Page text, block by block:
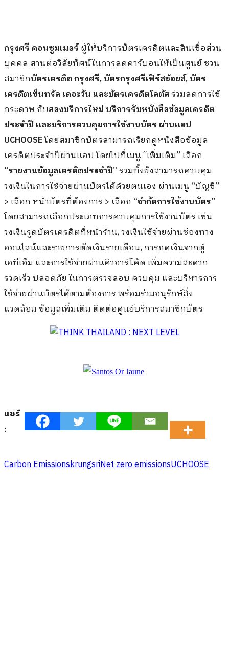
กรุงศรี คอนซูมเมอร์ผู้ให้บริการบัตรเครดิตและสินเชื่อส่วน
บุคคล สานต่อวิสัยทัศน์ในการลดคาร์บอนให้เป็นศูนย์ ชวน
สมาชิกบัตรเครดิต กรุงศรี, บัตรกรุงศรีเฟิร์สช้อยส์, บัตร
เครดิตเซ็นทรัล เดอะวัน และบัตรเครดิตโลตัสร่วมลดการใช้
กระดาษ กับสองบริการใหม่ บริการรับหนังสือข้อมูลเครดิต
ประจำปี และบริการควบคุมการใช้งานบัตร ผ่านแอป
UCHOOSEโดยสมาชิกบัตรสามารถเรียกดูหนังสือข้อมูล
เครดิตประจำปีผ่านแอป โดยไปที่เมนู “เพิ่มเติม” เลือก
“รายงานข้อมูลเครดิตประจำปี”รวมทั้งยังสามารถควบคุม
วงเงินในการใช้จ่ายผ่านบัตรได้ด้วยตนเอง ผ่านเมนู “บัญชี”
> เลือก หน้าบัตรที่ต้องการ > เลือก “จำกัดการใช้งานบัตร”
โดยสามารถเลือกประเภทการควบคุมการใช้งานบัตร เช่น
วงเงินรูดบัตรเครดิตที่หน้าร้าน, วงเงินใช้จ่ายผ่านช่องทาง
ออนไลน์และรายการตัดเงินรายเดือน, การกดเงินจากตู้
เอทีเอ็ม และการใช้จ่ายผ่านคิวอาร์โค้ด เพิ่มความสะดวก
รวดเร็ว ปลอดภัย ในการตรวจสอบ ควบคุม และบริหารการ
ใช้จ่ายผ่านบัตรได้ตามต้องการ พร้อมร่วมอนุรักษ์สิ่ง
แวดล้อม ข้อมูลเพิ่มเติม ติดต่อศูนย์บริการสมาชิกบัตร
แชร์
:
Carbon EmissionskrungsriNet zero emissionsUCHOOSE